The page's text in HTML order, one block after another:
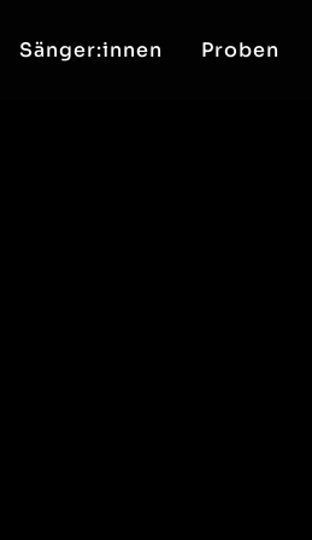
Sänger:innen Proben